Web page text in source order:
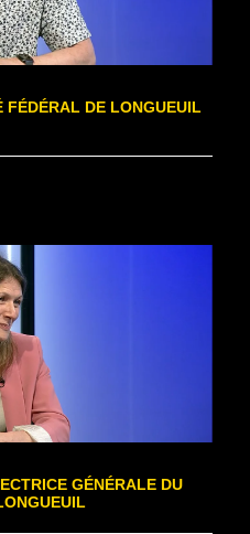
FÉDÉRAL DE LONGUEUIL
GÉNÉRALE DU